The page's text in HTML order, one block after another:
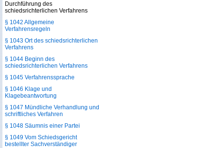
Durchführung des
schiedsrichterlichen Verfahrens
§ 1042 Allgemeine
Verfahrensregeln
§ 1043 Ort des schiedsrichterlichen
Verfahrens
§ 1044 Beginn des
schiedsrichterlichen Verfahrens
§ 1045 Verfahrenssprache
§ 1046 Klage und
Klagebeantwortung
§ 1047 Mündliche Verhandlung und
schriftliches Verfahren
§ 1048 Säumnis einer Partei
§ 1049 Vom Schiedsgericht
bestellter Sachverständiger